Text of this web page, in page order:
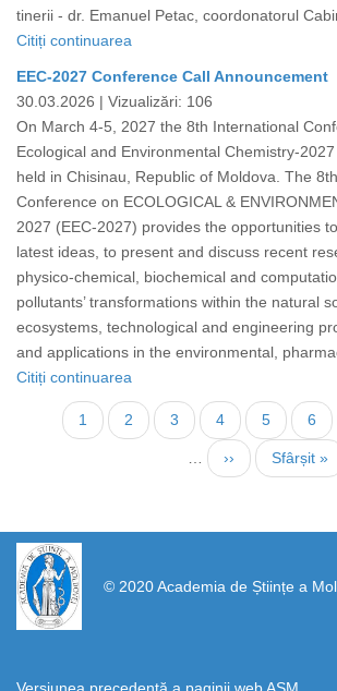
tinerii - dr. Emanuel Petac, coordonatorul
Citiți continuarea
EEC-2027 Conference Call Announcement
30.03.2026 | Vizualizări: 106
On March 4-5, 2027 the 8th International
Ecological and Environmental Chemistry-
held in Chisinau, Republic of Moldova. The
Conference on ECOLOGICAL &
2027 (EEC-2027) provides the opportunities
latest ideas, to present and discuss recent
physico-chemical, biochemical and
pollutants’ transformations within the natural
ecosystems, technological and engineering
and applications in the environmental,
Citiți continuarea
Pagina
curentă
1 Page
2 Page
3 Page
4 Page
5 Page
6
Pagina
următoare
››
Ultima
pagină
Sfârșit »
© 2020 Academia de Științe a
https://propletenie.ru/